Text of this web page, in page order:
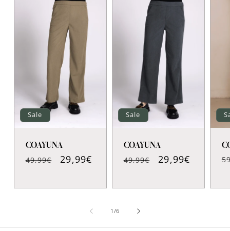
Sale
COAYUNA
Normaler
49,99€ Verkaufspreis
29,99€
Sale
COAYUNA
Normaler
49,99€ Verkaufspreis
29,99€
1 /von
6